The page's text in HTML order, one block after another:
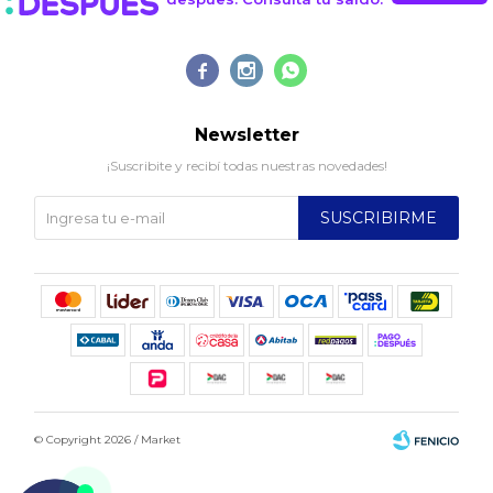
  
Newsletter
¡Suscribite y recibí todas nuestras novedades!
SUSCRIBIRME
© Copyright 2026 / Market